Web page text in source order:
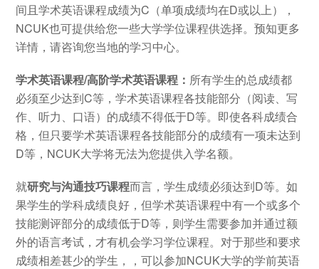
间且学术英语课程成绩为C（单项成绩均在D或以上），
NCUK也可提供给您一些大学学位课程供选择。预知更多
详情，请咨询您当地的学习中心。
学术英语课程/高阶学术英语课程： 所有学生的总成绩都
必须至少达到C等，学术英语课程各技能部分（阅读、写
作、听力、口语）的成绩不得低于D等。即使各科成绩合
格，但只要学术英语课程各技能部分的成绩有一项未达到
D等，NCUK大学将无法为您提供入学名额。
就研究与沟通技巧课程而言，学生成绩必须达到D等。如
果学生的学科成绩良好，但学术英语课程中有一个或多个
技能测评部分的成绩低于D等，则学生需要参加并通过额
外的语言考试，才有机会学习学位课程。对于那些和要求
成绩相差甚少的学生，，可以参加NCUK大学的学前英语